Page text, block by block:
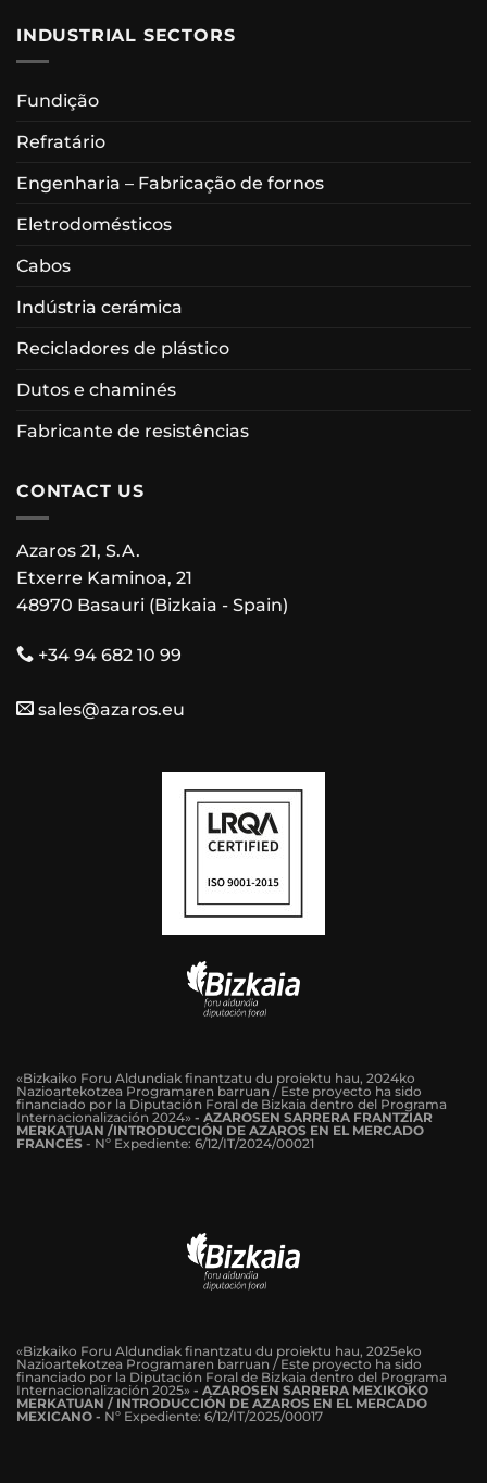
INDUSTRIAL SECTORS
Fundição
Refratário
Engenharia – Fabricação de fornos
Eletrodomésticos
Cabos
Indústria cerámica
Recicladores de plástico
Dutos e chaminés
Fabricante de resistências
CONTACT US
Azaros 21, S.A.
Etxerre Kaminoa, 21
48970 Basauri (Bizkaia - Spain)
+34 94 682 10 99
sales@azaros.eu
«Bizkaiko Foru Aldundiak finantzatu du proiektu hau, 2024ko
Nazioartekotzea Programaren barruan / Este proyecto ha sido
financiado por la Diputación Foral de Bizkaia dentro del Programa
Internacionalización 2024» - AZAROSEN SARRERA FRANTZIAR
MERKATUAN /INTRODUCCIÓN DE AZAROS EN EL MERCADO
FRANCÉS - Nº Expediente: 6/12/IT/2024/00021
«Bizkaiko Foru Aldundiak finantzatu du proiektu hau, 2025eko
Nazioartekotzea Programaren barruan / Este proyecto ha sido
financiado por la Diputación Foral de Bizkaia dentro del Programa
Internacionalización 2025» - AZAROSEN SARRERA MEXIKOKO
MERKATUAN / INTRODUCCIÓN DE AZAROS EN EL MERCADO
MEXICANO - Nº Expediente: 6/12/IT/2025/00017